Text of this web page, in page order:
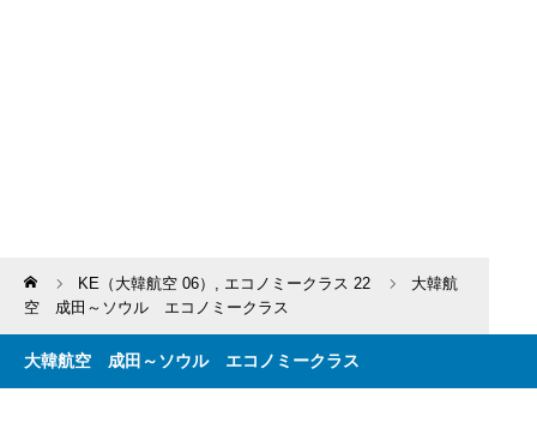
Home KE（大韓航空 06） , エコノミークラス 22
大韓航
空 成田～ソウル エコノミークラス
大韓航空 成田～ソウル エコノミークラス